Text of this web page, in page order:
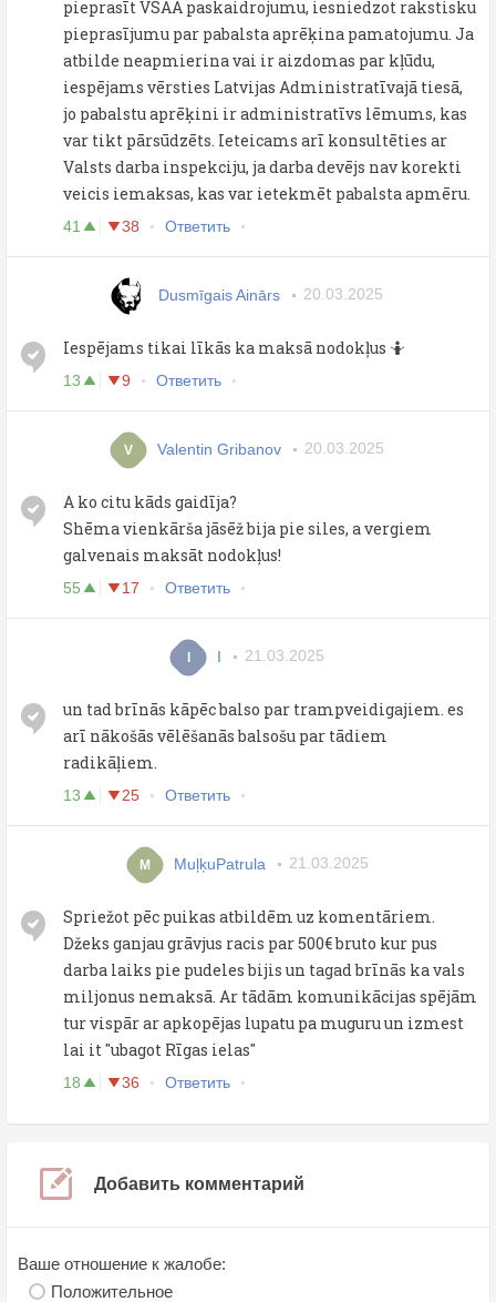
pieprasīt VSAA paskaidrojumu, iesniedzot rakstisku
pieprasījumu par pabalsta aprēķina pamatojumu. Ja
atbilde neapmierina vai ir aizdomas par kļūdu,
iespējams vērsties Latvijas Administratīvajā tiesā,
jo pabalstu aprēķini ir administratīvs lēmums, kas
var tikt pārsūdzēts. Ieteicams arī konsultēties ar
Valsts darba inspekciju, ja darba devējs nav korekti
veicis iemaksas, kas var ietekmēt pabalsta apmēru.
41 38 Ответить
Dusmīgais Ainārs 20.03.2025
Iespējams tikai līkās ka maksā nodokļus 🤷
13 9 Ответить
V Valentin Gribanov 20.03.2025
A ko citu kāds gaidīja?
Shēma vienkārša jāsēž bija pie siles, a vergiem
galvenais maksāt nodokļus!
55 17 Ответить
I I 21.03.2025
un tad brīnās kāpēc balso par trampveidigajiem. es
arī nākošās vēlēšanās balsošu par tādiem
radikāļiem.
13 25 Ответить
M MuļķuPatrula 21.03.2025
Spriežot pēc puikas atbildēm uz komentāriem.
Džeks ganjau grāvjus racis par 500€ bruto kur pus
darba laiks pie pudeles bijis un tagad brīnās ka vals
miljonus nemaksā. Ar tādām komunikācijas spējām
tur vispār ar apkopējas lupatu pa muguru un izmest
lai it "ubagot Rīgas ielas"
18 36 Ответить
Добавить комментарий
Ваше отношение к жалобе:
Положительное